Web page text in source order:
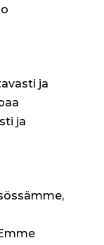
ja
ja